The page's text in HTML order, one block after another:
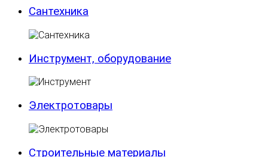
Сантехника
Инструмент, оборудование
Электротовары
Строительные материалы